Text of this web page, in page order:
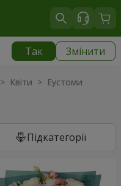
Так Змінити
> Квіти > Еустоми
Підкатегорії